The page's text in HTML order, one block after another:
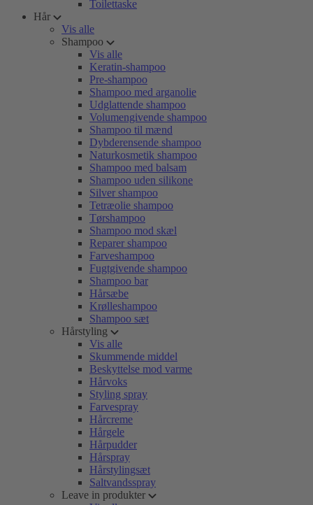
Toilettaske
Hår
Vis alle
Shampoo
Vis alle
Keratin-shampoo
Pre-shampoo
Shampoo med arganolie
Udglattende shampoo
Volumengivende shampoo
Shampoo til mænd
Dybderensende shampoo
Naturkosmetik shampoo
Shampoo med balsam
Shampoo uden silikone
Silver shampoo
Tetræolie shampoo
Tørshampoo
Shampoo mod skæl
Reparer shampoo
Farveshampoo
Fugtgivende shampoo
Shampoo bar
Hårsæbe
Krølleshampoo
Shampoo sæt
Hårstyling
Vis alle
Skummende middel
Beskyttelse mod varme
Hårvoks
Styling spray
Farvespray
Hårcreme
Hårgele
Hårpudder
Hårspray
Hårstylingsæt
Saltvandsspray
Leave in produkter